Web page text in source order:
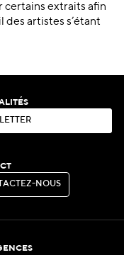
certains extraits afin
artistes s’étant
LE ER
ACT EZ-N OUS
ACTEZ-NOUS